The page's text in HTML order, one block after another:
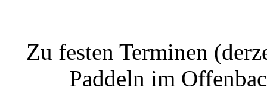
Zu festen Terminen
Paddeln im